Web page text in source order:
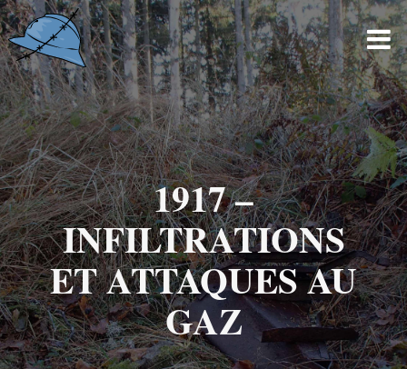
Skip
to
content
1917 –
INFILTRATIONS
ET ATTAQUES AU
GAZ